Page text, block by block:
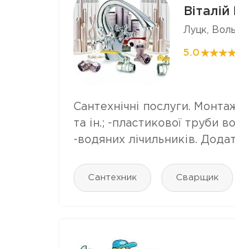
Луцк,
5.0
Сантехнічні послуги.
та ін.; -пластикової труби
-водяних лічильників.
Сантехник Сварщик